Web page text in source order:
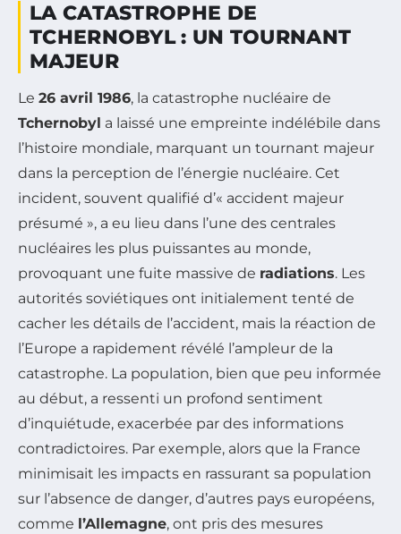
LA CATASTROPHE DE
TCHERNOBYL : UN TOURNANT
MAJEUR
Le 26 avril 1986, la catastrophe nucléaire de
Tchernobyl a laissé une empreinte indélébile dans
l’histoire mondiale, marquant un tournant majeur
dans la perception de l’énergie nucléaire. Cet
incident, souvent qualifié d’« accident majeur
présumé », a eu lieu dans l’une des centrales
nucléaires les plus puissantes au monde,
provoquant une fuite massive de radiations. Les
autorités soviétiques ont initialement tenté de
cacher les détails de l’accident, mais la réaction de
l’Europe a rapidement révélé l’ampleur de la
catastrophe. La population, bien que peu informée
au début, a ressenti un profond sentiment
d’inquiétude, exacerbée par des informations
contradictoires. Par exemple, alors que la France
minimisait les impacts en rassurant sa population
sur l’absence de danger, d’autres pays européens,
comme l’Allemagne, ont pris des mesures